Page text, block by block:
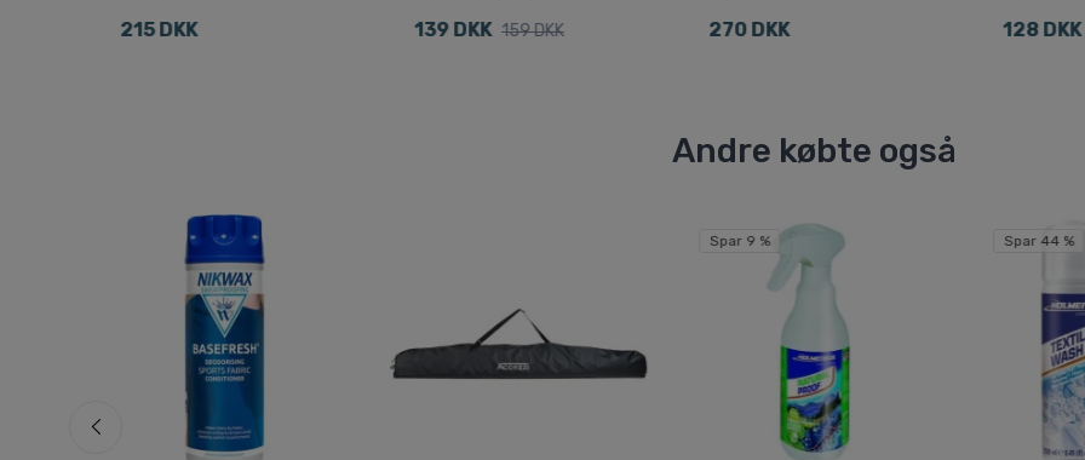
215 DKK 139 DKK 159 DKK 270 DKK 128 DKK
Andre købte også
Spar 9 % Spar 44 %